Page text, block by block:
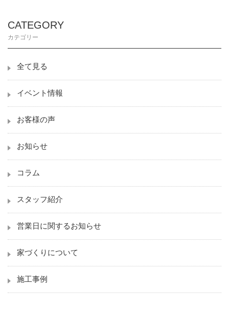
CATEGORY
カテゴリー
全て見る
イベント情報
お客様の声
お知らせ
コラム
スタッフ紹介
営業日に関するお知らせ
家づくりについて
施工事例